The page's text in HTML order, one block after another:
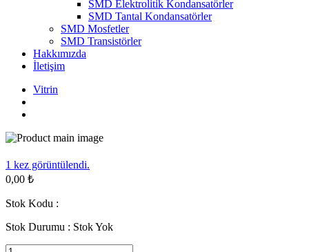
SMD Elektrolitik Kondansatörler
SMD Tantal Kondansatörler
SMD Mosfetler
SMD Transistörler
Hakkımızda
İletişim
Vitrin
1 kez görüntülendi.
0,00 ₺
Stok Kodu :
Stok Durumu : Stok Yok